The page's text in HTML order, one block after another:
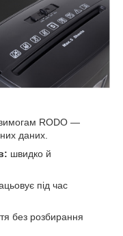
вимогам RODO —
даних.
швидко й
під час
без розбирання